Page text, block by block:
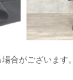
合がございます。